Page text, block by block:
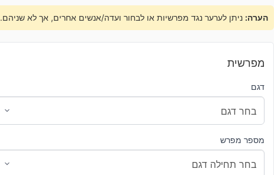
הערה: ניתן לערער נגד מפרשיות או לבחור ועדה/אנשים אחרים, אך לא שניהם.
מפרשית
דגם
מספר מפרש